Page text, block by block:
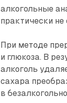
алкогольные
практически не
При методе
и глюкоза. В
алкоголь
сахара
в